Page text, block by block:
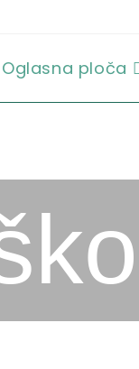
Oglasna ploča